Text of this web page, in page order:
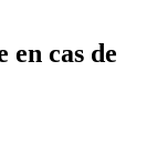
cas de